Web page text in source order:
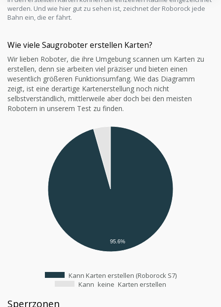
werden. Und wie hier gut zu sehen ist, zeichnet der Roborock jede
Bahn ein, die er fährt.
Wie viele Saugroboter erstellen Karten?
Wir lieben Roboter, die ihre Umgebung scannen um Karten zu
erstellen, denn sie arbeiten viel präziser und bieten einen
wesentlich größeren Funktionsumfang. Wie das Diagramm
zeigt, ist eine derartige Kartenerstellung noch nicht
selbstverständlich, mittlerweile aber doch bei den meisten
Robotern in unserem Test zu finden.
95.6%
Kann Karten erstellen (Roborock S7)
Kann keine Karten erstellen
Sperrzonen